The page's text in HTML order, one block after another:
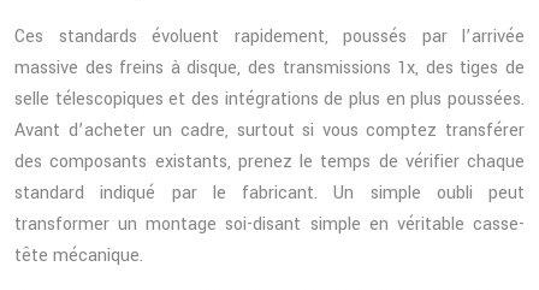
Ces standards évoluent rapidement, poussés par l’arrivée
massive des freins à disque, des transmissions 1x, des tiges de
selle télescopiques et des intégrations de plus en plus poussées.
Avant d’acheter un cadre, surtout si vous comptez transférer
des composants existants, prenez le temps de vérifier chaque
standard indiqué par le fabricant. Un simple oubli peut
transformer un montage soi-disant simple en véritable casse-
tête mécanique.